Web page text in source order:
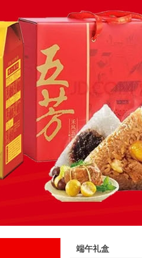
端午礼盒